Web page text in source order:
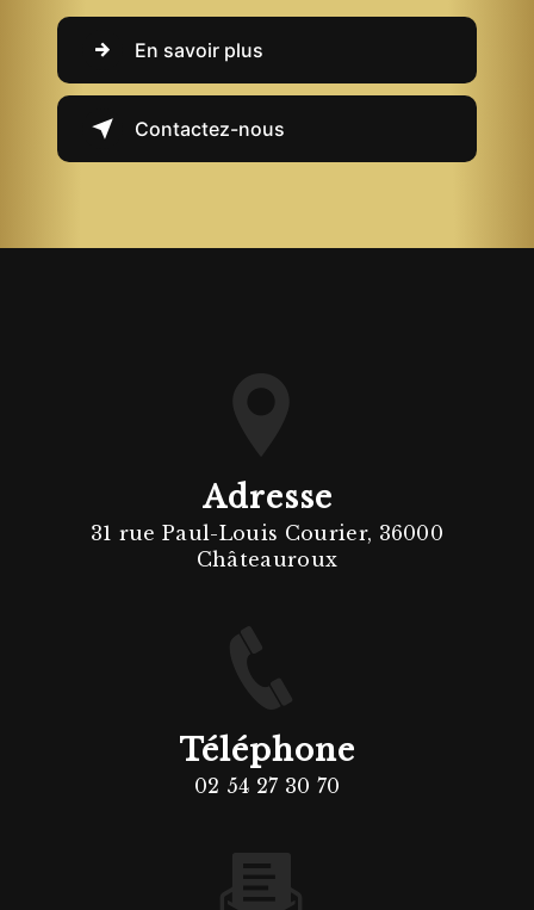
En savoir plus
Contactez-nous
Adresse
31 rue Paul-Louis Courier, 36000
Châteauroux
Téléphone
02 54 27 30 70